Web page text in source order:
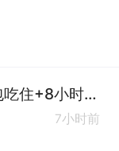
焊接机器人操作工（五险一金+包吃住+8小时长白班）
7小时前